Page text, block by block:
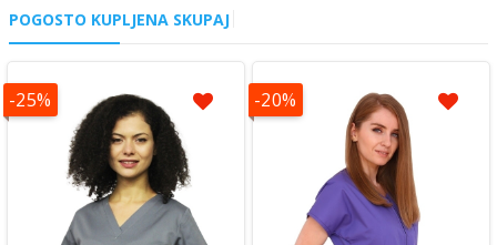
POGOSTO KUPLJENA SKUPAJ
-25% -20%